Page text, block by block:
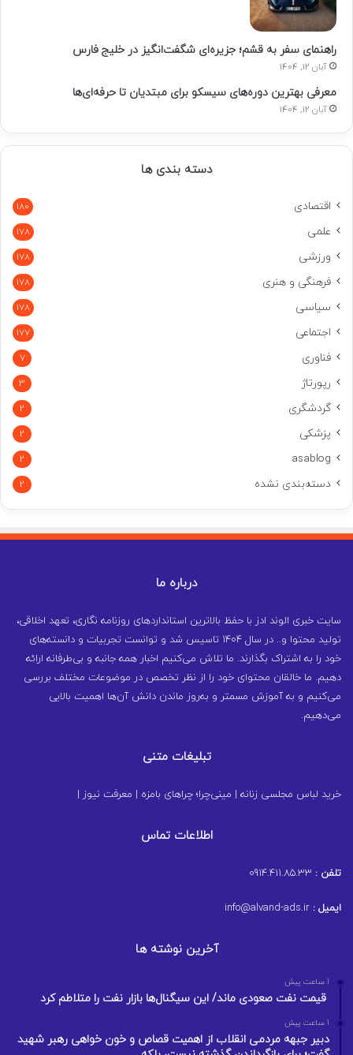
راهنمای سفر به قشم؛ جزیره‌ای شگفت‌انگیز در خلیج فارس
آبان 12, 1404
معرفی بهترین دوره‌های سیسکو برای مبتدیان تا حرفه‌ای‌ها
آبان 12, 1404
دسته بندی ها
اقتصادی 180
علمی 178
ورزشی 178
فرهنگی و هنری 178
سیاسی 178
اجتماعی 177
فناوری 7
رپورتاژ 3
گردشگری 2
پزشکی 2
asablog
2
دسته‌بندی نشده 2
درباره ما
سایت خبری الوند ادز با حفظ بالاترین استانداردهای روزنامه نگاری، تعهد اخلاقی،
تولید محتوا و.. در سال ۱۴۰۴ تاسیس شد و توانست تجربیات و دانسته‌های
خود را به اشتراک بگذارند. ما تلاش می‌کنیم اخبار همه جانبه و بی‌طرفانه ارائه
دهیم. ما خالقان محتوای خود را از نظر تخصص در موضوعات مختلف بررسی
می‌کنیم و به آموزش مسمتر و به‌روز ماندن دانش آن‌ها اهمیت بالایی
می‌دهیم.
تبلیغات متنی
خرید لباس مجلسی زنانه مینی‌چرا؛ چراهای بامزه معرفت نیوز
اطلاعات تماس
تلفن :
ایمیل :
آخرین نوشته ها
1 ساعت پیش
قیمت نفت صعودی ماند/ این سیگنال‌ها بازار نفت را متلاطم کرد
1 ساعت پیش
دبیر جبهه مردمی انقلاب از اهمیت قصاص و خون خواهی رهبر شهید